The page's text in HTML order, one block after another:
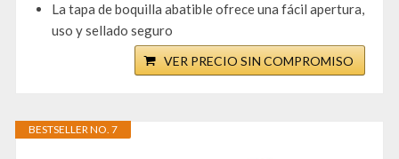
La tapa de boquilla abatible ofrece una fácil apertura,
uso y sellado seguro
VER PRECIO SIN COMPROMISO
BESTSELLER NO. 7